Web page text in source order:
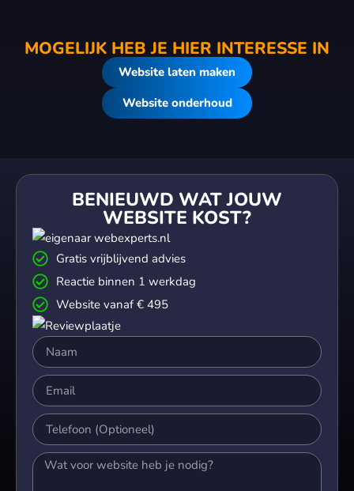
MOGELIJK HEB JE HIER INTERESSE IN
Website laten maken
Website onderhoud
BENIEUWD WAT JOUW
WEBSITE KOST?
Gratis vrijblijvend advies
Reactie binnen 1 werkdag
Website vanaf € 495